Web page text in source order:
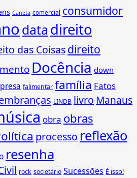
Caneta comercial consumidor
data direito
das Coisasdireito
Docência down
falimentar família Fatos
LINDB livro Manaus
obra obras
processo reflexão
resenha
rock societário Sucessões É isso!